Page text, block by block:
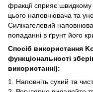
фракції сприяє
цього наповнювача та
Силікагелевий
попаданні в ґрунт його
Спосіб використання
функціональності
використанні):
1. Наповніть сухий та